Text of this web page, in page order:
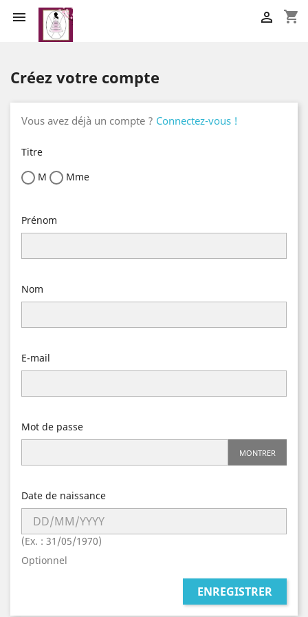
 shopping_cart

Créez votre compte
Vous avez déjà un compte ? Connectez-vous !
Titre
M
Mme
Prénom
Nom
E-mail
Mot de passe
MONTRER
Date de naissance
(Ex. : 31/05/1970)
Optionnel
ENREGISTRER